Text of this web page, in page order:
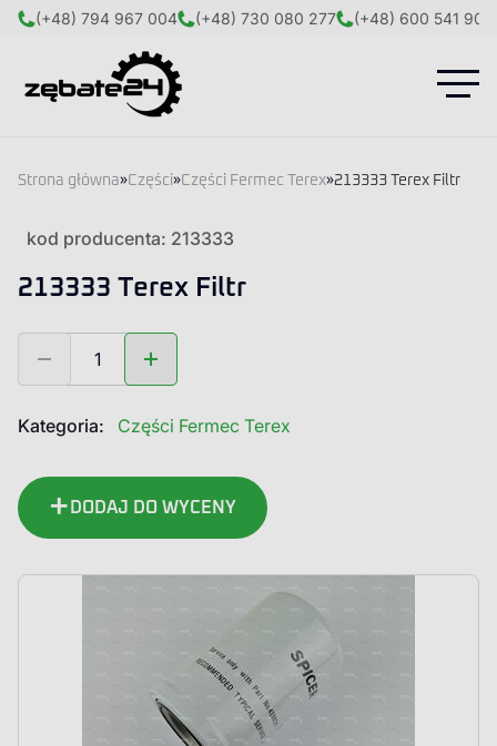
(+48) 794 967 004 (+48) 730 080 277 (+48) 600 541 908
Strona główna»Części»Części Fermec Terex»213333 Terex Filtr
kod producenta: 213333
213333 Terex Filtr
213333
Filtr
DODAJ DO WYCENY
Kategoria: Części Fermec Terex